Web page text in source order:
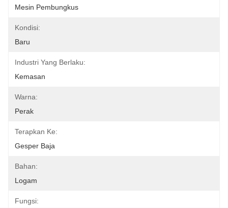
Mesin Pembungkus
Kondisi:
Baru
Industri Yang Berlaku:
Kemasan
Warna:
Perak
Terapkan Ke:
Gesper Baja
Bahan:
Logam
Fungsi: